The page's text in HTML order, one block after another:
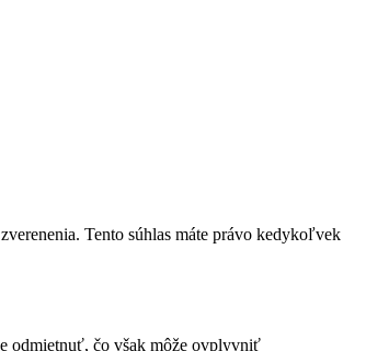
Tento súhlas máte právo kedykoľvek
odmietnuť, čo však môže ovplyvniť